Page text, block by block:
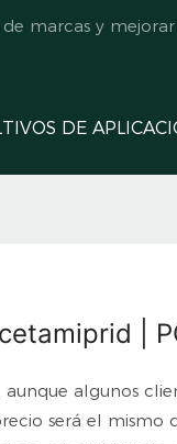
marcas y
DE
|
aunque algunos
será el